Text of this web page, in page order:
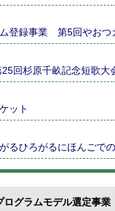
登録事業 第5回やおつ
25回杉原千畝記念短歌
ット
るひろがるにほんごで
ログラムモデル選定事業